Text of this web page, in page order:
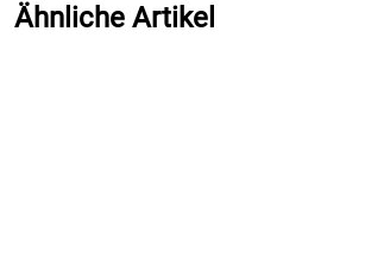
Ähnliche Artikel